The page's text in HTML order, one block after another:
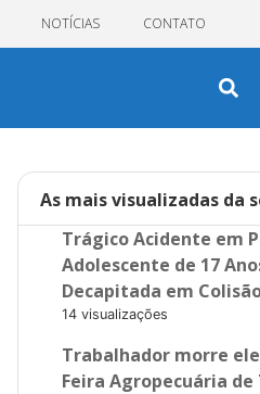
NOTÍCIAS CONTATO
As mais visualizadas da
Trágico Acidente em
Adolescente de 17
Decapitada em
14 visualizações
Trabalhador morre
Feira Agropecuária